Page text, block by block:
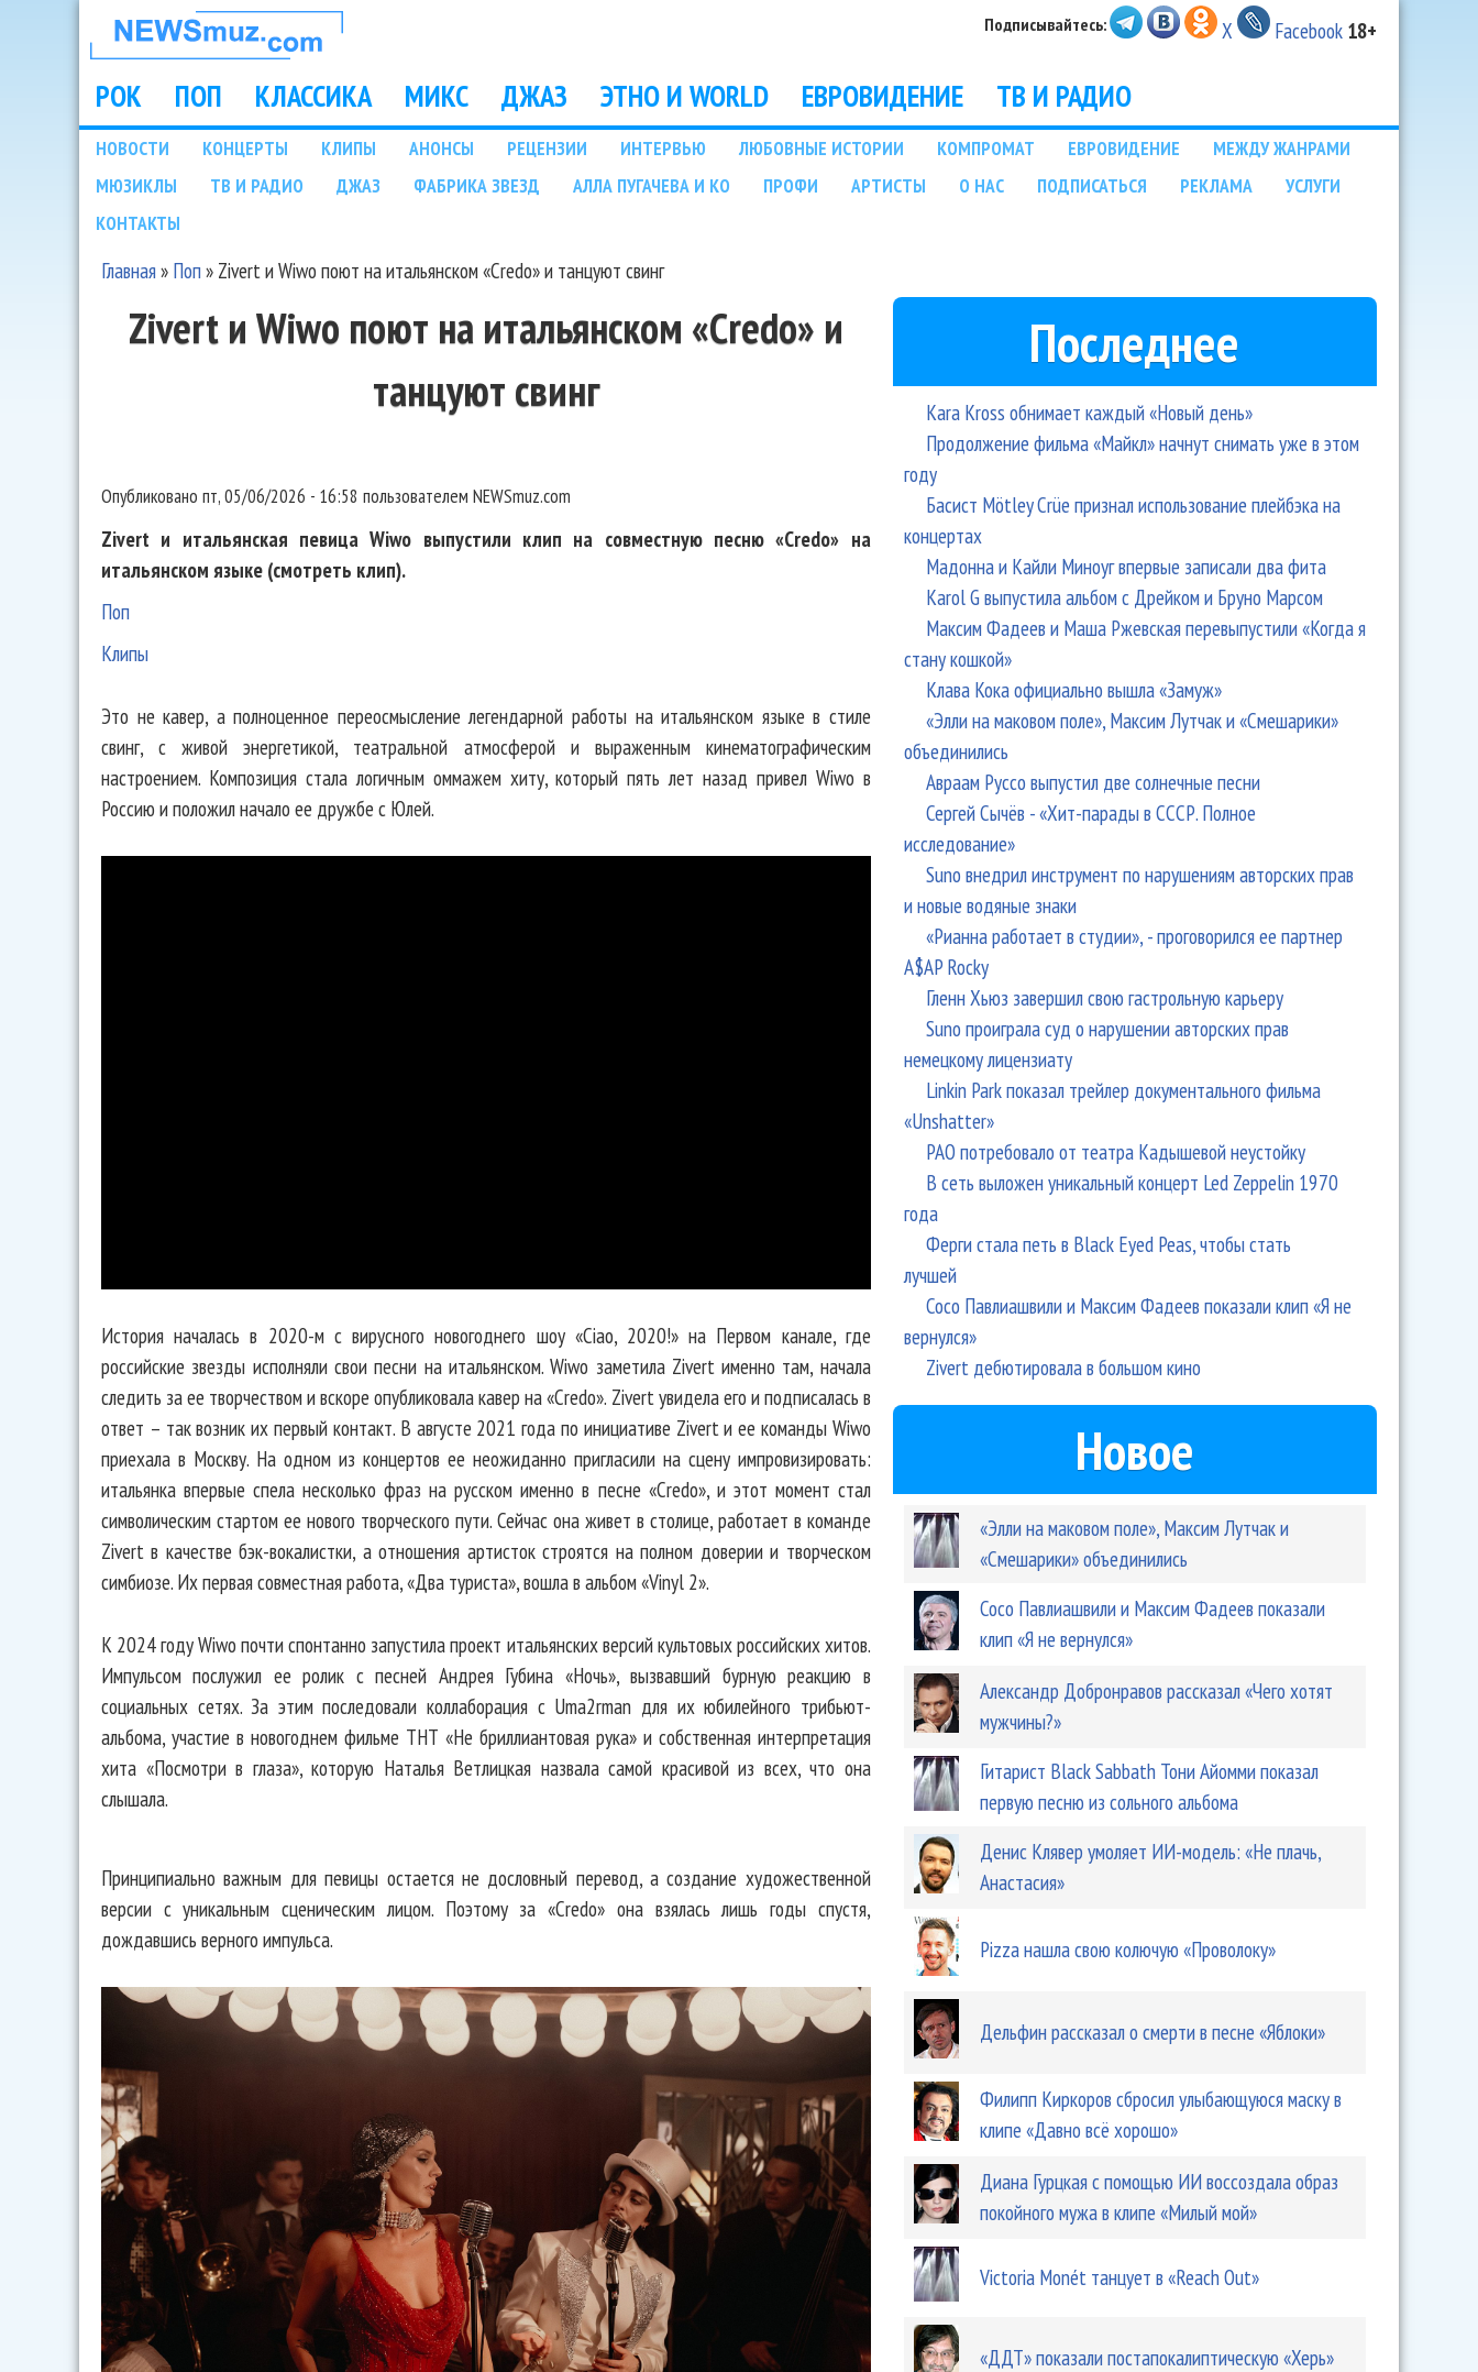
НОВОСТИ
МУЗЫКИ И
ШОУ БИЗНЕСА
NEWSMUZ.COM
Подписывайтесь: X Facebook 18+
Main menu
РОК ПОП КЛАССИКА МИКС ДЖАЗ ЭТНО И WORLD ЕВРОВИДЕНИЕ ТВ И РАДИО
Подразделы
НОВОСТИ КОНЦЕРТЫ КЛИПЫ АНОНСЫ РЕЦЕНЗИИ ИНТЕРВЬЮ ЛЮБОВНЫЕ ИСТОРИИ КОМПРОМАТ ЕВРОВИДЕНИЕ
МЕЖДУ ЖАНРАМИ
МЮЗИКЛЫ
ТВ И РАДИО ДЖАЗ ФАБРИКА ЗВЕЗД АЛЛА ПУГАЧЕВА И КО ПРОФИ АРТИСТЫ О НАС ПОДПИСАТЬСЯ РЕКЛАМА
УСЛУГИ
КОНТАКТЫ
Главная» Поп» Zivert и Wiwo поют на итальянском «Credo» и танцуют свинг
Zivert и Wiwo поют на итальянском «Credo» и
танцуют свинг
Опубликовано пт, 05/06/2026 - 16:58 пользователем NEWSmuz.com
Zivert и итальянская певица Wiwo выпустили клип на совместную песню «Credo» на
итальянском языке (смотреть клип).
Поп
Клипы
Это не кавер, а полноценное переосмысление легендарной работы на итальянском языке в стиле
свинг, с живой энергетикой, театральной атмосферой и выраженным кинематографическим
настроением. Композиция стала логичным оммажем хиту, который пять лет назад привел Wiwo в
Россию и положил начало ее дружбе с Юлей.
История началась в 2020-м с вирусного новогоднего шоу «Ciao, 2020!» на Первом канале, где
российские звезды исполняли свои песни на итальянском. Wiwo заметила Zivert именно там, начала
следить за ее творчеством и вскоре опубликовала кавер на «Credo». Zivert увидела его и подписалась в
ответ – так возник их первый контакт. В августе 2021 года по инициативе Zivert и ее команды Wiwo
приехала в Москву. На одном из концертов ее неожиданно пригласили на сцену импровизировать:
итальянка впервые спела несколько фраз на русском именно в песне «Credo», и этот момент стал
символическим стартом ее нового творческого пути. Сейчас она живет в столице, работает в команде
Zivert в качестве бэк-вокалистки, а отношения артисток строятся на полном доверии и творческом
симбиозе. Их первая совместная работа, «Два туриста», вошла в альбом «Vinyl 2».
К 2024 году Wiwo почти спонтанно запустила проект итальянских версий культовых российских хитов.
Импульсом послужил ее ролик с песней Андрея Губина «Ночь», вызвавший бурную реакцию в
социальных сетях. За этим последовали коллаборация с Uma2rman для их юбилейного трибьют-
альбома, участие в новогоднем фильме ТНТ «Не бриллиантовая рука» и собственная интерпретация
хита «Посмотри в глаза», которую Наталья Ветлицкая назвала самой красивой из всех, что она
слышала.
Принципиально важным для певицы остается не дословный перевод, а создание художественной
версии с уникальным сценическим лицом. Поэтому за «Credo» она взялась лишь годы спустя,
дождавшись верного импульса.
Последнее
Kara Kross обнимает каждый «Новый день»
Продолжение фильма «Майкл» начнут снимать уже в этом
году
Басист Mötley Crüe признал использование плейбэка на
концертах
Мадонна и Кайли Миноуг впервые записали два фита
Karol G выпустила альбом с Дрейком и Бруно Марсом
Максим Фадеев и Маша Ржевская перевыпустили «Когда я
стану кошкой»
Клава Кока официально вышла «Замуж»
«Элли на маковом поле», Максим Лутчак и «Смешарики»
объединились
Авраам Руссо выпустил две солнечные песни
Сергей Сычёв - «Хит-парады в СССР. Полное
исследование»
Suno внедрил инструмент по нарушениям авторских прав
и новые водяные знаки
«Рианна работает в студии», - проговорился ее партнер
A$AP Rocky
Гленн Хьюз завершил свою гастрольную карьеру
Suno проиграла суд о нарушении авторских прав
немецкому лицензиату
Linkin Park показал трейлер документального фильма
«Unshatter»
РАО потребовало от театра Кадышевой неустойку
В сеть выложен уникальный концерт Led Zeppelin 1970
года
Ферги стала петь в Black Eyed Peas, чтобы стать
лучшей
Сосо Павлиашвили и Максим Фадеев показали клип «Я не
вернулся»
Zivert дебютировала в большом кино
Новое
«Элли на маковом поле», Максим Лутчак и
«Смешарики» объединились
Сосо Павлиашвили и Максим Фадеев показали
клип «Я не вернулся»
Александр Добронравов рассказал «Чего хотят
мужчины?»
Гитарист Black Sabbath Тони Айомми показал
первую песню из сольного альбома
Денис Клявер умоляет ИИ-модель: «Не плачь,
Анастасия»
Pizza нашла свою колючую «Проволоку»
Дельфин рассказал о смерти в песне «Яблоки»
Филипп Киркоров сбросил улыбающуюся маску в
клипе «Давно всё хорошо»
Диана Гурцкая с помощью ИИ воссоздала образ
покойного мужа в клипе «Милый мой»
Victoria Monét танцует в «Reach Out»
«ДДТ» показали постапокалиптическую «Херь»